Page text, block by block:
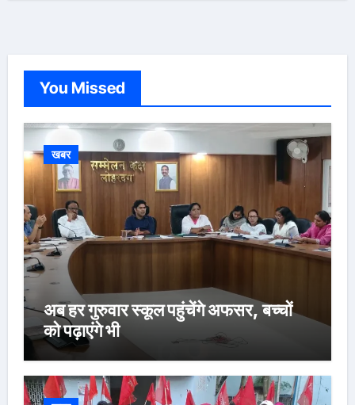
You Missed
खबर
अब हर गुरुवार स्कूल पहुंचेंगे अफसर, बच्चों
को पढ़ाएंगे भी